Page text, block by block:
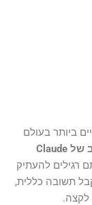
ביותר בעולם
השילוב של Claude
רגילים להעתיק
תשובה כללית,
לקצה.